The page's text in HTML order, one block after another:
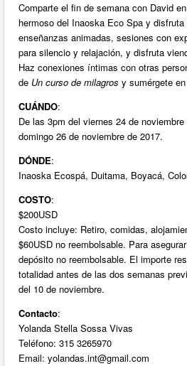
Comparte el fin de semana con David
hermoso del Inaoska Eco Spa y
enseñanzas animadas, sesiones con
para silencio y relajación, y disfruta
Haz conexiones íntimas con otras
de Un curso de milagros y sumérgete
CUÁNDO:
De las 3pm del viernes 24 de
domingo 26 de noviembre de 2017.
DÓNDE:
Inaoska Ecospá, Duitama, Boyacá,
COSTO:
$200USD
Costo incluye: Retiro, comidas,
$60USD no reembolsable. Para
depósito no reembolsable. El importe
totalidad antes de las dos semanas
del 10 de noviembre.
Contacto:
Yolanda Stella Sossa Vivas
Teléfono: 315 3265970
Email: yolandas.int@gmail.com